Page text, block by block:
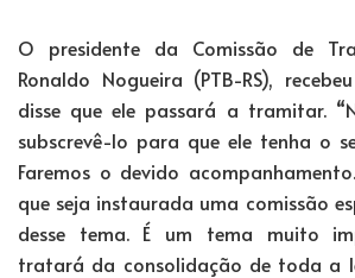
O presidente da Comissão de
Ronaldo Nogueira (PTB-RS),
disse que ele passará a tramitar.
subscrevê-lo para que ele tenha o
Faremos o devido
que seja instaurada uma comissão
desse tema. É um tema muito
tratará da consolidação de toda a